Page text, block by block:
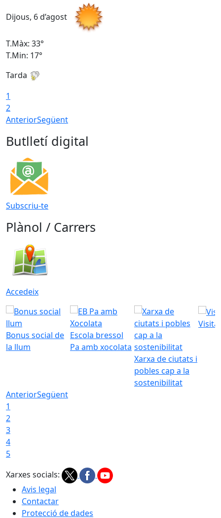
Dijous, 6 d’agost
T.Màx: 33°
T.Min: 17°
Tarda
1
2
AnteriorSegüent
Butlletí digital
Subscriu-te
Plànol / Carrers
Accedeix
Bonus social de
la llum
Escola bressol
Pa amb xocolata
Xarxa de ciutats i
pobles cap a la
sostenibilitat
Visita
AnteriorSegüent
1
2
3
4
5
Xarxes socials:
Avis legal
Contactar
Protecció de dades